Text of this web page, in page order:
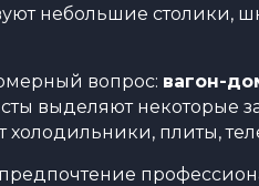
небольшие
вопрос: вагон-
выделяют некоторые
плиты,
предпочтение